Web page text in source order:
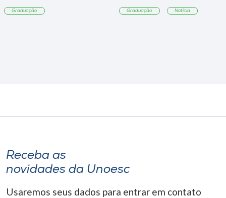
Graduação Graduação Notícia
Receba as
novidades da Unoesc
Usaremos seus dados para entrar em contato